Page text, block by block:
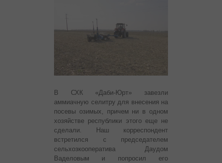
В СХК «Даби-Юрт» завезли
аммиачную селитру для внесения на
посевы озимых, причем ни в одном
хозяйстве республики этого еще не
сделали. Наш корреспондент
встретился с председателем
сельхозкооператива Даудом
Ваделовым и попросил его